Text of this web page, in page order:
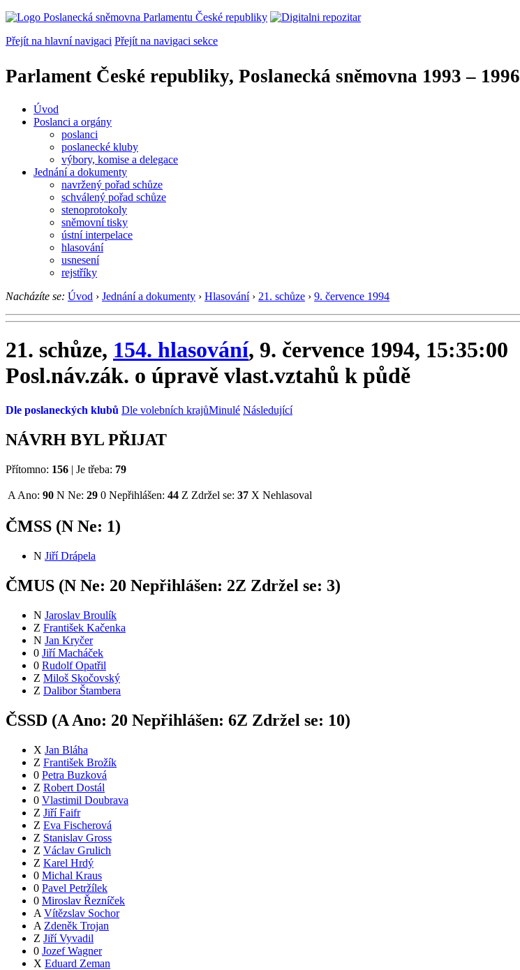
Přejít na hlavní navigaci Přejít na navigaci sekce
Parlament České republiky, Poslanecká sněmovna 1993 – 1996
Úvod
Poslanci a orgány
poslanci
poslanecké kluby
výbory, komise a delegace
Jednání a dokumenty
navržený pořad schůze
schválený pořad schůze
stenoprotokoly
sněmovní tisky
ústní interpelace
hlasování
usnesení
rejstříky
Nacházíte se: Úvod › Jednání a dokumenty › Hlasování › 21. schůze › 9. července 1994
21. schůze, 154. hlasování, 9. července 1994, 15:35:00
Posl.náv.zák. o úpravě vlast.vztahů k půdě
Dle poslaneckých klubů Dle volebních krajůMinulé Následující
NÁVRH BYL PŘIJAT
Přítomno: 156 | Je třeba: 79
A Ano: 90 N Ne: 29 0 Nepřihlášen: 44 Z Zdržel se: 37 X Nehlasoval
ČMSS (N Ne: 1)
N Jiří Drápela
ČMUS (N Ne: 20 Nepřihlášen: 2Z Zdržel se: 3)
N Jaroslav Broulík
Z František Kačenka
N Jan Kryčer
0 Jiří Macháček
0 Rudolf Opatřil
Z Miloš Skočovský
Z Dalibor Štambera
ČSSD (A Ano: 20 Nepřihlášen: 6Z Zdržel se: 10)
X Jan Bláha
Z František Brožík
0 Petra Buzková
Z Robert Dostál
0 Vlastimil Doubrava
Z Jiří Faifr
Z Eva Fischerová
Z Stanislav Gross
Z Václav Grulich
Z Karel Hrdý
0 Michal Kraus
0 Pavel Petržílek
0 Miroslav Řezníček
A Vítězslav Sochor
A Zdeněk Trojan
Z Jiří Vyvadil
0 Jozef Wagner
X Eduard Zeman